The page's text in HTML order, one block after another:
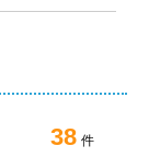
38 件